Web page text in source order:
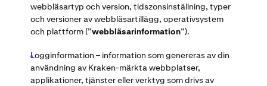
webbläsartyp och version, tidszonsinställning, typer
och versioner av webbläsartillägg, operativsystem
och plattform (”webbläsarinformation”).
Logginformation – information som genereras av din
användning av Kraken-märkta webbplatser,
applikationer, tjänster eller verktyg som drivs av